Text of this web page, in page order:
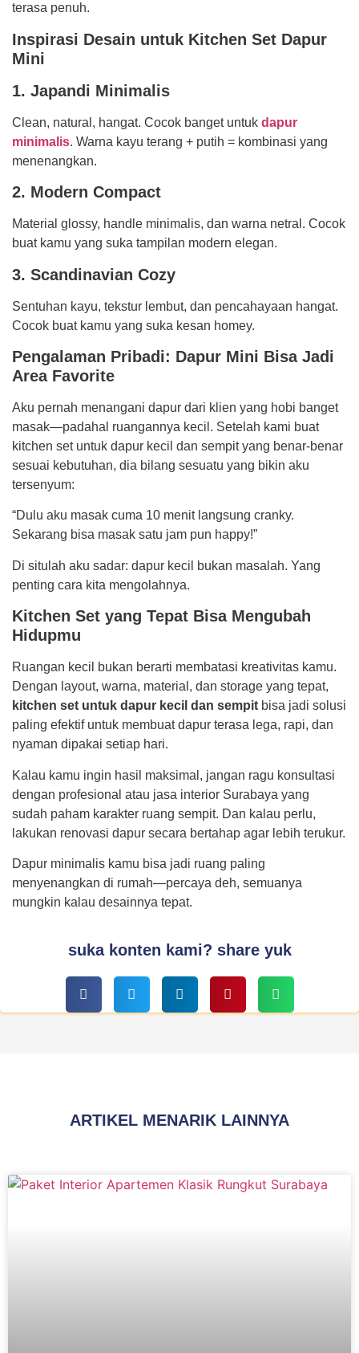
terasa penuh.
Inspirasi Desain untuk Kitchen Set Dapur
Mini
1. Japandi Minimalis
Clean, natural, hangat. Cocok banget untuk dapur
minimalis. Warna kayu terang + putih = kombinasi yang
menenangkan.
2. Modern Compact
Material glossy, handle minimalis, dan warna netral. Cocok
buat kamu yang suka tampilan modern elegan.
3. Scandinavian Cozy
Sentuhan kayu, tekstur lembut, dan pencahayaan hangat.
Cocok buat kamu yang suka kesan homey.
Pengalaman Pribadi: Dapur Mini Bisa Jadi
Area Favorite
Aku pernah menangani dapur dari klien yang hobi banget
masak—padahal ruangannya kecil. Setelah kami buat
kitchen set untuk dapur kecil dan sempit yang benar-benar
sesuai kebutuhan, dia bilang sesuatu yang bikin aku
tersenyum:
“Dulu aku masak cuma 10 menit langsung cranky.
Sekarang bisa masak satu jam pun happy!”
Di situlah aku sadar: dapur kecil bukan masalah. Yang
penting cara kita mengolahnya.
Kitchen Set yang Tepat Bisa Mengubah
Hidupmu
Ruangan kecil bukan berarti membatasi kreativitas kamu.
Dengan layout, warna, material, dan storage yang tepat,
kitchen set untuk dapur kecil dan sempit bisa jadi solusi
paling efektif untuk membuat dapur terasa lega, rapi, dan
nyaman dipakai setiap hari.
Kalau kamu ingin hasil maksimal, jangan ragu konsultasi
dengan profesional atau jasa interior Surabaya yang
sudah paham karakter ruang sempit. Dan kalau perlu,
lakukan renovasi dapur secara bertahap agar lebih terukur.
Dapur minimalis kamu bisa jadi ruang paling
menyenangkan di rumah—percaya deh, semuanya
mungkin kalau desainnya tepat.
suka konten kami? share yuk
ARTIKEL MENARIK LAINNYA